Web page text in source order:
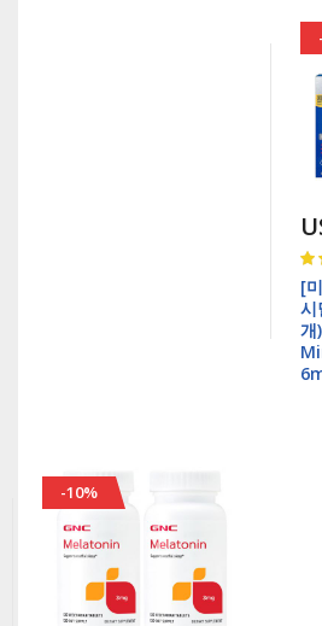
[
시
-10%